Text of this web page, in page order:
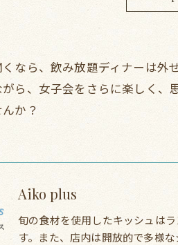
なら、飲み放題ディナーは
ら、女子会をさらに楽しく
か？
Aiko plus
旬の食材を使用したキッシュは
す。また、店内は開放的で多様